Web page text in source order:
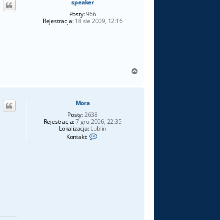
speaker
Posty:966
Rejestracja:18 sie 2009, 12:16
g
Mora
Posty:2638
Rejestracja:7 gru 2006, 22:35
Lokalizacja:Lublin
Kontakt: